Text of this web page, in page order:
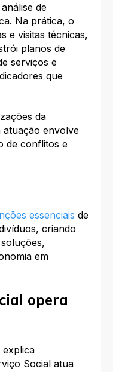
de
Na prática, o
e visitas técnicas,
planos de
serviços e
que
da
atuação envolve
de conflitos e
essenciais de
criando
em
opera
explica
Social atua